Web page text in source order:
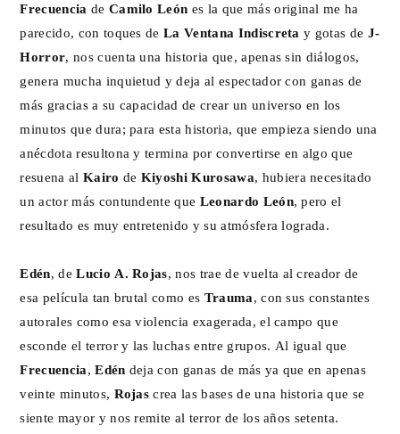
Frecuencia de Camilo León es la que más original me ha
parecido, con toques deLa Ventana Indiscreta y gotas de J-
Horror , nos cuenta una historia que, apenas sin diálogos,
genera mucha inquietud y deja al espectador con ganas de
más gracias a su capacidad de crear un universo en los
minutos que dura; para esta historia, que empieza siendo una
anécdota resultona y termina por convertirse en algo que
resuena al Kairo de Kiyoshi Kurosawa , hubiera necesitado
un actor más contundente que Leonardo León, pero el
resultado es muy entretenido y su atmósfera lograda.
Edén , deLucio A. Rojas , nos trae de vuelta al creador de
esa película tan brutal como es Trauma
, con sus constantes
autorales como esa violencia exagerada, el campo que
esconde el terror y las luchas entre grupos. Al igual que
Frecuencia
,Edén deja con ganas de más ya que en apenas
veinte minutos, Rojas crea las bases de una historia que se
siente mayor y nos remite al terror de los años setenta.